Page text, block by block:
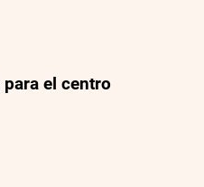
el centro